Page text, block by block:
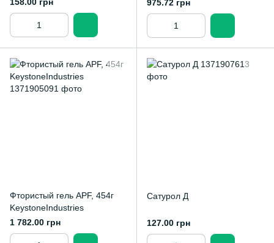
975.72 грн
Фтористый гель APF, 454г
KeystoneIndustries
1 782.00 грн
Сатурол Д
127.00 грн